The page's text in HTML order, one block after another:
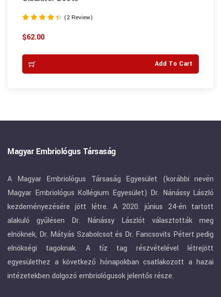
4.50
out of 5
(2 Review)
$62.00
Add To Cart
Magyar Embriológus Társaság
A Magyar Embriológus Társaság Egyesület (korábbi nevén
Magyar Embriológus Kollégium Egyesület) Dr. Nánássy László
kezdeményezésére jött létre. A 2020. június 24-én tartott
alakuló gyűlésen Dr. Nánássy Lászlót választották meg
elnöknek, Dr. Mátyás Szabolcsot és Dr. Fancsovits Pétert pedig
elnökségi tagoknak. A tíz tag részvételével létrejött
egyesülethez a következő hónapokban csatlakozott a hazai
intézetekben dolgozó embriológusok jelentős része.